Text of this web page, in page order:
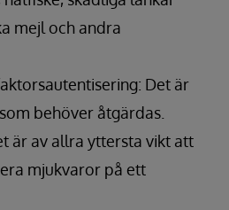
mejl och andra
Det är
behöver åtgärdas.
är av allra yttersta vikt att
mjukvaror på ett